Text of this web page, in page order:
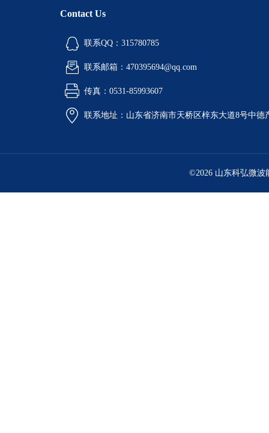
Contact Us
联系QQ：315780785
联系邮箱：470395694@qq.com
传真：0531-85993607
联系地址：山东省济南市天桥区梓东大道8号中德
©2026 山东科弘微